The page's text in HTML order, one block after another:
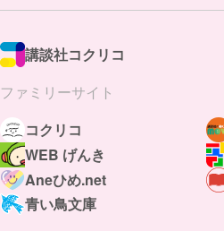
講談社コクリコ
ファミリーサイト
コクリコ
WEB げんき
Aneひめ.net
青い鳥文庫